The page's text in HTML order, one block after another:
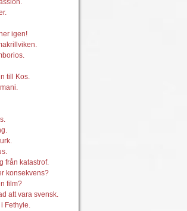
igen!
till Kos.
från katastrof.
konsekvens?
film?
att vara svensk.
Fethyie.